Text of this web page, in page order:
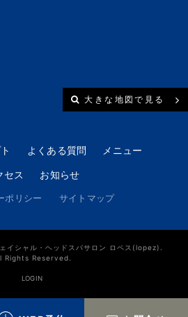
大きな地図で見る
よくある質問 メニュー
セス お知らせ
ポリシー サイトマップ
シャル・ヘッドスパサロン ロペス(lopez).
Rights Reserved.
LOGIN